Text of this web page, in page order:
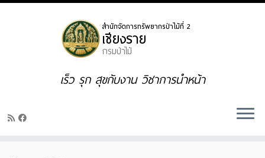
Skip
เร็ว รุก สุขกับงาน วิชาการนำหน้า